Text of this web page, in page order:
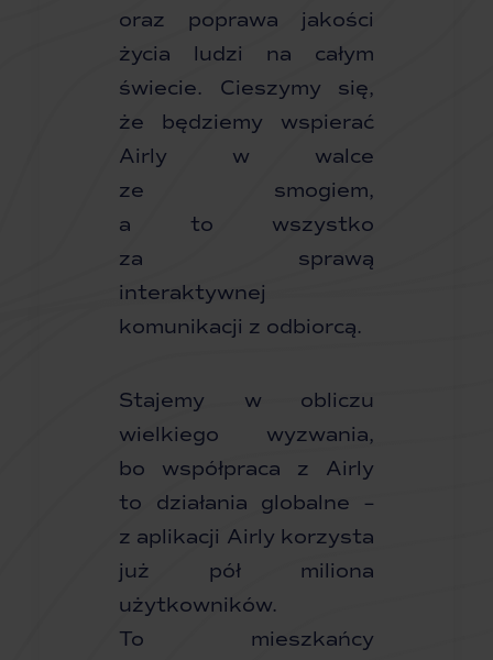
oraz poprawa jakości
życia ludzi na całym
świecie. Cieszymy się,
że będziemy wspierać
Airly w walce
ze smogiem,
a to wszystko
za sprawą
interaktywnej
komunikacji z odbiorcą.
Stajemy w obliczu
wielkiego wyzwania,
bo współpraca z Airly
to działania globalne –
z aplikacji Airly korzysta
już pół miliona
użytkowników.
To mieszkańcy